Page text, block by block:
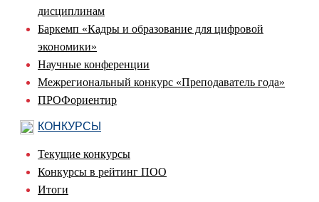
дисциплинам
Баркемп «Кадры и образование для цифровой
экономики»
Научные конференции
Межрегиональный конкурс «Преподаватель года»
ПРОФориентир
КОНКУРСЫ
Текущие конкурсы
Конкурсы в рейтинг ПОО
Итоги